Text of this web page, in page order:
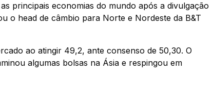
principais economias do mundo após a divulgação
o head de câmbio para Norte e Nordeste da B&T
ao atingir 49,2, ante consenso de 50,30. O
algumas bolsas na Ásia e respingou em